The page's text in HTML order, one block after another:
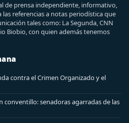
de prensa independiente, informativo,
las referencias a notas periodística que
tales como: La Segunda, CNN
Biobio, con quien además tenemos
contra el Crimen Organizado y el
conventillo: senadoras agarradas de las